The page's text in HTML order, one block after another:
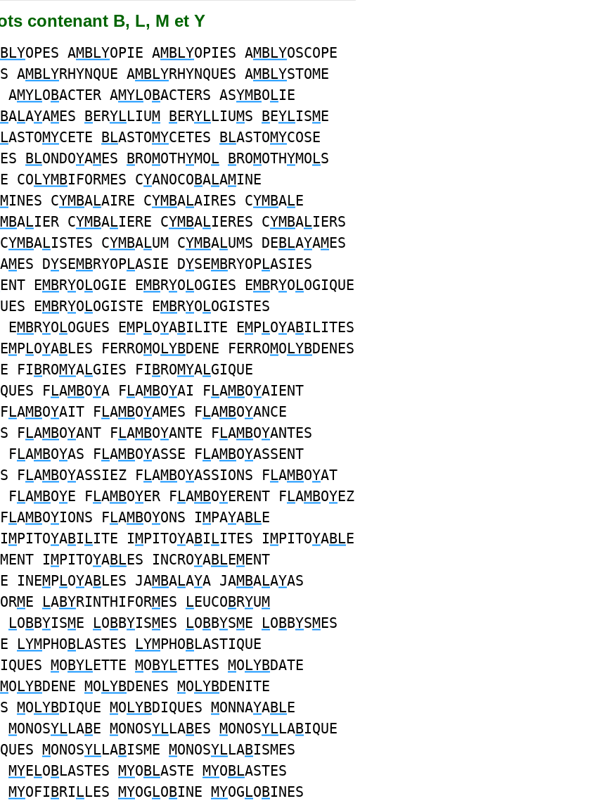
contenant B, L, M et Y
OPES AMBLYOPIE AMBLYOPIES AMBLYOSCOPE
AMBLYRHYNQUE AMBLYRHYNQUES AMBLYSTOME
AMYLOBACTER AMYLOBACTERS ASYMBOLIE
BALAYAMES BERYLLIUM BERYLLIUMS BEYLISME
ASTOMYCETE BLASTOMYCETES BLASTOMYCOSE
BLONDOYAMES BROMOTHYMOL BROMOTHYMOLS
COLYMBIFORMES CYANOCOBALAMINE
MINES CYMBALAIRE CYMBALAIRES CYMBALE
ALIER CYMBALIERE CYMBALIERES CYMBALIERS
YMBALISTES CYMBALUM CYMBALUMS DEBLAYAMES
MES DYSEMBRYOPLASIE DYSEMBRYOPLASIES
ENT EMBRYOLOGIE EMBRYOLOGIES EMBRYOLOGIQUE
EMBRYOLOGISTE EMBRYOLOGISTES
EMBRYOLOGUES EMPLOYABILITE EMPLOYABILITES
MPLOYABLES FERROMOLYBDENE FERROMOLYBDENES
FIBROMYALGIES FIBROMYALGIQUE
FLAMBOYA FLAMBOYAI FLAMBOYAIENT
LAMBOYAIT FLAMBOYAMES FLAMBOYANCE
FLAMBOYANT FLAMBOYANTE FLAMBOYANTES
FLAMBOYAS FLAMBOYASSE FLAMBOYASSENT
FLAMBOYASSIEZ FLAMBOYASSIONS FLAMBOYAT
FLAMBOYE FLAMBOYER FLAMBOYERENT FLAMBOYEZ
LAMBOYIONS FLAMBOYONS IMPAYABLE
MPITOYABILITE IMPITOYABILITES IMPITOYABLE
IMPITOYABLES INCROYABLEMENT
INEMPLOYABLES JAMBALAYA JAMBALAYAS
ME LABYRINTHIFORMES LEUCOBRYUM
LOBBYISME LOBBYISMES LOBBYSME LOBBYSMES
LYMPHOBLASTES LYMPHOBLASTIQUE
MOBYLETTE MOBYLETTES MOLYBDATE
MOLYBDENE MOLYBDENES MOLYBDENITE
MOLYBDIQUE MOLYBDIQUES MONNAYABLE
MONOSYLLABE MONOSYLLABES MONOSYLLABIQUE
MONOSYLLABISME MONOSYLLABISMES
MYELOBLASTES MYOBLASTE MYOBLASTES
MYOFIBRILLES MYOGLOBINE MYOGLOBINES